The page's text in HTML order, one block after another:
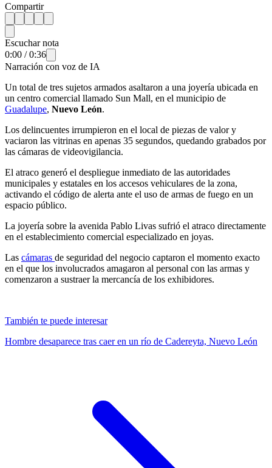
Compartir
Escuchar nota
0:00 /0:36
Narración con voz de IA
Un total de tres sujetos armados asaltaron a una joyería ubicada en
un centro comercial llamado Sun Mall, en el municipio de
Guadalupe, Nuevo León.
Los delincuentes irrumpieron en el local de piezas de valor y
vaciaron las vitrinas en apenas 35 segundos, quedando grabados por
las cámaras de videovigilancia.
El atraco generó el despliegue inmediato de las autoridades
municipales y estatales en los accesos vehiculares de la zona,
activando el código de alerta ante el uso de armas de fuego en un
espacio público.
La joyería sobre la avenida Pablo Livas sufrió el atraco directamente
en el establecimiento comercial especializado en joyas.
Las cámaras de seguridad del negocio captaron el momento exacto
en el que los involucrados amagaron al personal con las armas y
comenzaron a sustraer la mercancía de los exhibidores.
También te puede interesar
Hombre desaparece tras caer en un río de Cadereyta, Nuevo León